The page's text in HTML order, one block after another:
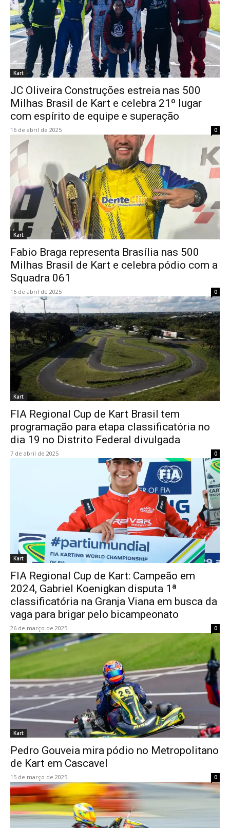
Kart
JC Oliveira Construções estreia nas 500
Milhas Brasil de Kart e celebra 21º lugar
com espírito de equipe e superação
16 de abril de 2025 0
Kart
Fabio Braga representa Brasília nas 500
Milhas Brasil de Kart e celebra pódio com a
Squadra 061
16 de abril de 2025 0
Kart
FIA Regional Cup de Kart Brasil tem
programação para etapa classificatória no
dia 19 no Distrito Federal divulgada
7 de abril de 2025 0
Kart
FIA Regional Cup de Kart: Campeão em
2024, Gabriel Koenigkan disputa 1ª
classificatória na Granja Viana em busca da
vaga para brigar pelo bicampeonato
26 de março de 2025 0
Kart
Pedro Gouveia mira pódio no Metropolitano
de Kart em Cascavel
15 de março de 2025 0